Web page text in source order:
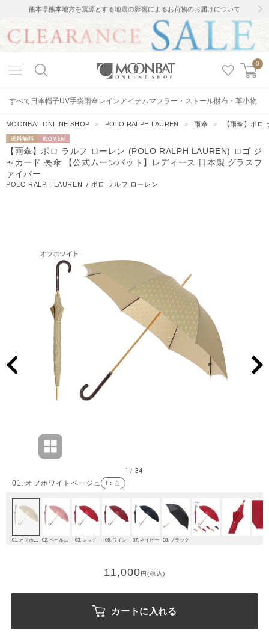
熊本県熊本地方を震源とする地震の影響によるお荷物のお届けについて
0
すべて 日傘帽子UV手袋雨傘レインアイテムマフラー・ストール財布・革小物
MOONBAT ONLINE SHOP ＞ POLO RALPH LAUREN ＞雨傘 ＞ 【雨傘】ポ
送料無料 WOMEN
【雨傘】ポロ ラルフ ローレン (POLO RALPH LAUREN) ロゴ ジ
ャカード 長傘 【公式ムーンバット】レディース 日本製 グラスフ
ァイバー
POLO RALPH LAUREN / ポロ ラルフ ローレン
01. オフホワイトベージュ F: △
1 / 34
03. レッド 06. ワイン 07. ネイビー 08. ブラック
11,000円(税込)
カートに入れる